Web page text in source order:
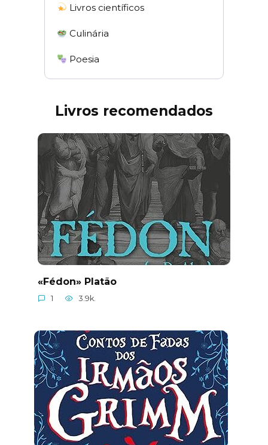
Livros científicos
Culinária
Poesia
Livros recomendados
«Fédon» Platão
1 3.9k.